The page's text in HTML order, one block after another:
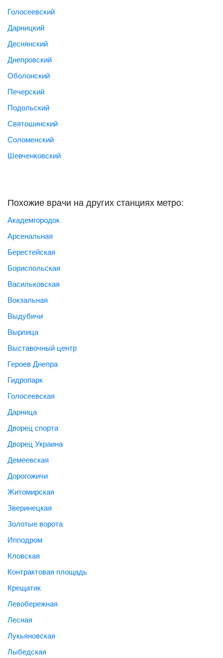
Голосеевский
Дарницкий
Деснянский
Днепровский
Оболонский
Печерский
Подольский
Святошинский
Соломенский
Шевченковский
Похожие врачи на других станциях метро:
Академгородок
Арсенальная
Берестейская
Бориспольская
Васильковская
Вокзальная
Выдубичи
Вырлица
Выставочный центр
Героев Днепра
Гидропарк
Голосеевская
Дарница
Дворец спорта
Дворец Украина
Демеевская
Дорогожичи
Житомирская
Зверинецкая
Золотые ворота
Ипподром
Кловская
Контрактовая площадь
Крещатик
Левобережная
Лесная
Лукьяновская
Лыбедская